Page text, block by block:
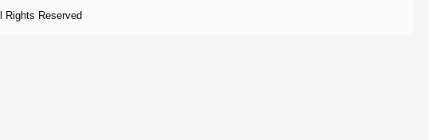
Rights Reserved